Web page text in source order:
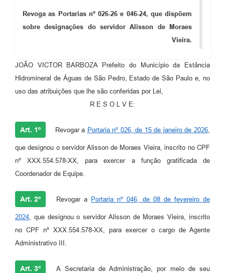
Revoga as Portarias nº 026-26 e 046-24, que dispõem
sobre designações do servidor Alisson de Moraes
Vieira.
JOÃO VICTOR BARBOZA Prefeito do Município da Estância
Hidromineral de Águas de São Pedro, Estado de São Paulo e, no
uso das atribuições que lhe são conferidas por Lei,
R E S O L V E:
Art. 1º Revogar a Portaria nº 026, de 15 de janeiro de 2026
que designou o servidor Alisson de Moraes Vieira, inscrito no CPF
nº XXX.554.578-XX, para exercer a função gratificada de
Coordenador de Equipe.
Art. 2º Revogar a Portaria nº 046, de 08 de fevereiro de
2024 , que designou o servidor Alisson de Moraes Vieira, inscrito
no CPF nº XXX.554.578-XX, para exercer o cargo de Agente
Administrativo III.
Art. 3º A Secretaria de Administração, por meio de seu